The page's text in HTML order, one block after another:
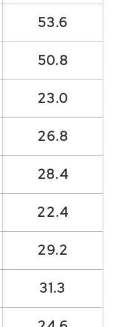
53.6
50.8
23.0
26.8
28.4
22.4
29.2
31.3